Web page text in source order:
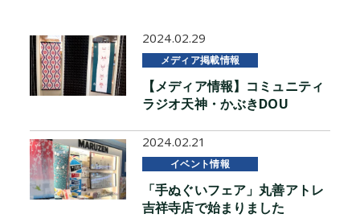
2024.02.29
メディア掲載情報
【メディア情報】コミュニティ
ラジオ天神・かぶきDOU
2024.02.21
イベント情報
「手ぬぐいフェア」丸善アトレ
吉祥寺店で始まりました